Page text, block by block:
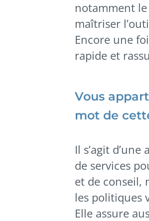
notamment
maîtriser
Encore une
rapide et
Vous
mot de
Il s’agit
de services
et de conseil,
les politiques
Elle assure